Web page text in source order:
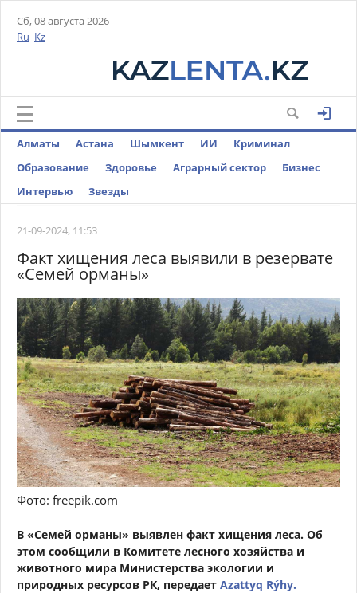
Сб, 08 августа 2026
Ru Kz
Алматы Астана Шымкент ИИ
Криминал
Образование
Здоровье Аграрный сектор
Бизнес
Интервью
Звезды
21-09-2024, 11:53
Факт хищения леса выявили в резервате
«Семей орманы»
Фото: freepik.com
В «Семей орманы» выявлен факт хищения леса. Об
этом сообщили в Комитете лесного хозяйства и
животного мира Министерства экологии и
природных ресурсов РК, передает Azattyq Rýhy.